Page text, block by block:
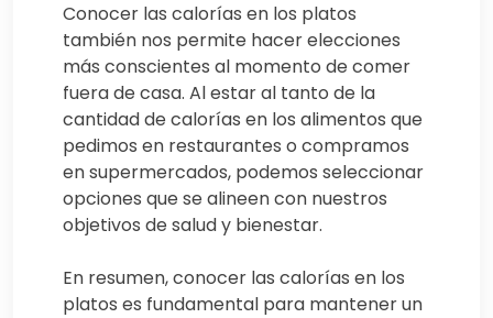
Conocer las calorías en los platos
también nos permite hacer elecciones
más conscientes al momento de comer
fuera de casa. Al estar al tanto de la
cantidad de calorías en los alimentos que
pedimos en restaurantes o compramos
en supermercados, podemos seleccionar
opciones que se alineen con nuestros
objetivos de salud y bienestar.
En resumen, conocer las calorías en los
platos es fundamental para mantener un